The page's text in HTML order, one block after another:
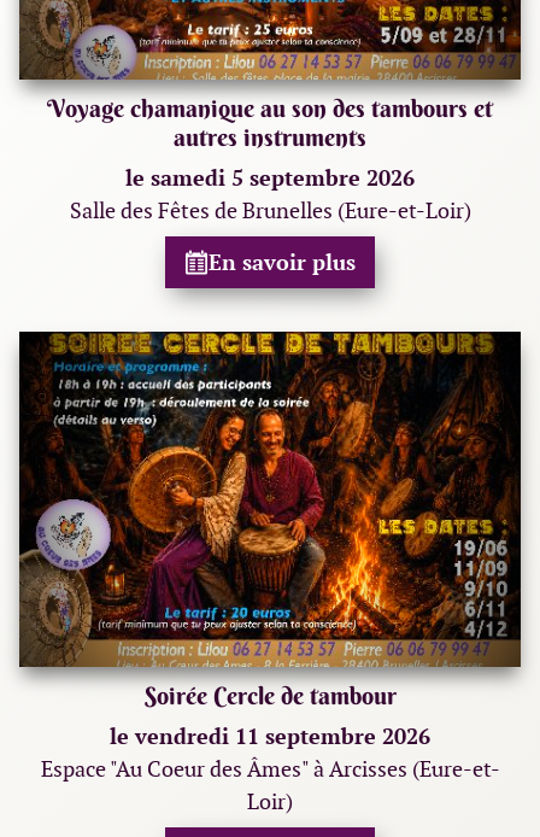
Voyage chamanique au son des tambours et
autres instruments
le samedi 5 septembre 2026
Salle des Fêtes de Brunelles (Eure-et-Loir)
En savoir plus
Soirée Cercle de tambour
le vendredi 11 septembre 2026
Espace "Au Coeur des Âmes" à Arcisses (Eure-et-
Loir)